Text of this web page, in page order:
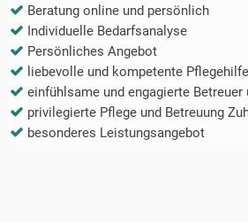
Beratung online und persönlich
Individuelle Bedarfsanalyse
Persönliches Angebot
liebevolle und kompetente Pflegehilfe
einfühlsame und engagierte Betreuer
privilegierte Pflege und Betreuung
besonderes Leistungsangebot